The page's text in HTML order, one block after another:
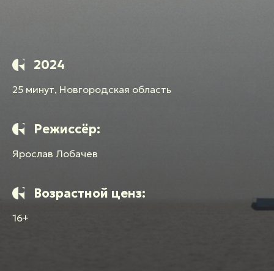
2024
25 минут, Новгородская область
Режиссёр:
Ярослав Лобачев
Возрастной ценз:
16+